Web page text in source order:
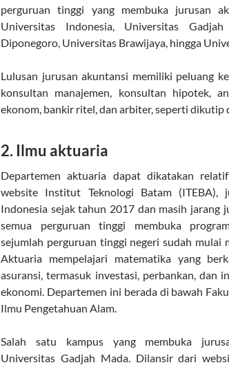
perguruan tinggi yang membuka jurusan
Universitas Indonesia, Universitas
Diponegoro, Universitas Brawijaya, hingga
Lulusan jurusan akuntansi memiliki peluang
konsultan manajemen, konsultan hipotek,
ekonom, bankir ritel, dan arbiter, seperti dikutip
2. Ilmu aktuaria
Departemen aktuaria dapat dikatakan
website Institut Teknologi Batam
Indonesia sejak tahun 2017 dan masih jarang
semua perguruan tinggi membuka
sejumlah perguruan tinggi negeri sudah mulai
Aktuaria mempelajari matematika yang
asuransi, termasuk investasi, perbankan, dan
ekonomi. Departemen ini berada di bawah
Ilmu Pengetahuan Alam.
Salah satu kampus yang membuka
Universitas Gadjah Mada. Dilansir dari